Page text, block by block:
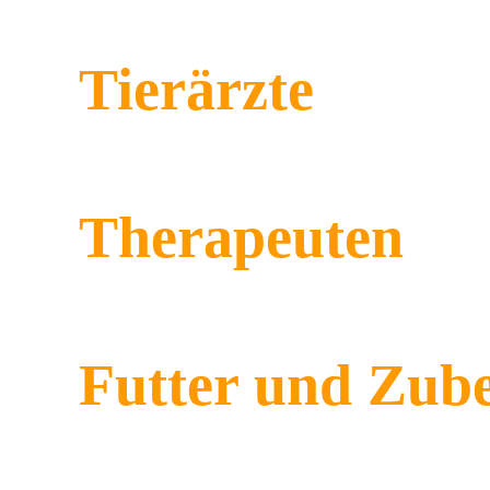
Tierärzte
Therapeuten
Futter und